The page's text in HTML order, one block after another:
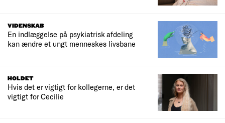
VIDENSKAB
En indlæggelse på psykiatrisk afdeling
kan ændre et ungt menneskes livsbane
HOLDET
Hvis det er vigtigt for kollegerne, er det
vigtigt for Cecilie